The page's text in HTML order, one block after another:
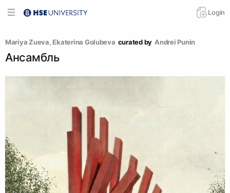
Login
Mariya Zueva, Ekaterina Golubeva curated by Andrei Punin
Ансамбль